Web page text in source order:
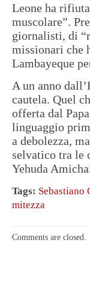
Leone ha
muscolare”.
giornalisti, di
missionari che
Lambayeque
A un anno
cautela. Quel
offerta dal
linguaggio
a debolezza,
selvatico tra le
Yehuda
Tags: Sebastiano
mitezza
Comments are closed.